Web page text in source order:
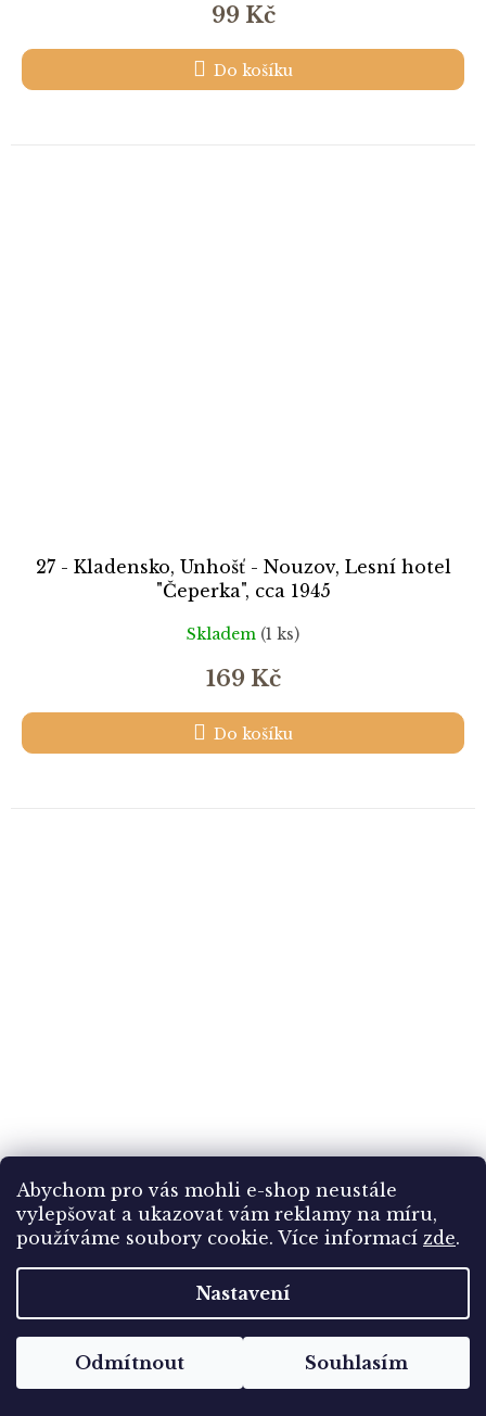
Abychom pro vás mohli e-shop neustále
vylepšovat a ukazovat vám reklamy na míru,
používáme soubory cookie. Více informací zde.
Nastavení
Odmítnout Souhlasím
99 Kč
Do košíku
27 - Kladensko, Unhošť - Nouzov, Lesní hotel
"Čeperka", cca 1945
Skladem (1 ks)
169 Kč
Do košíku
27 - Kladno, Divadlo, cca 1948
Skladem(1 ks)
99 Kč